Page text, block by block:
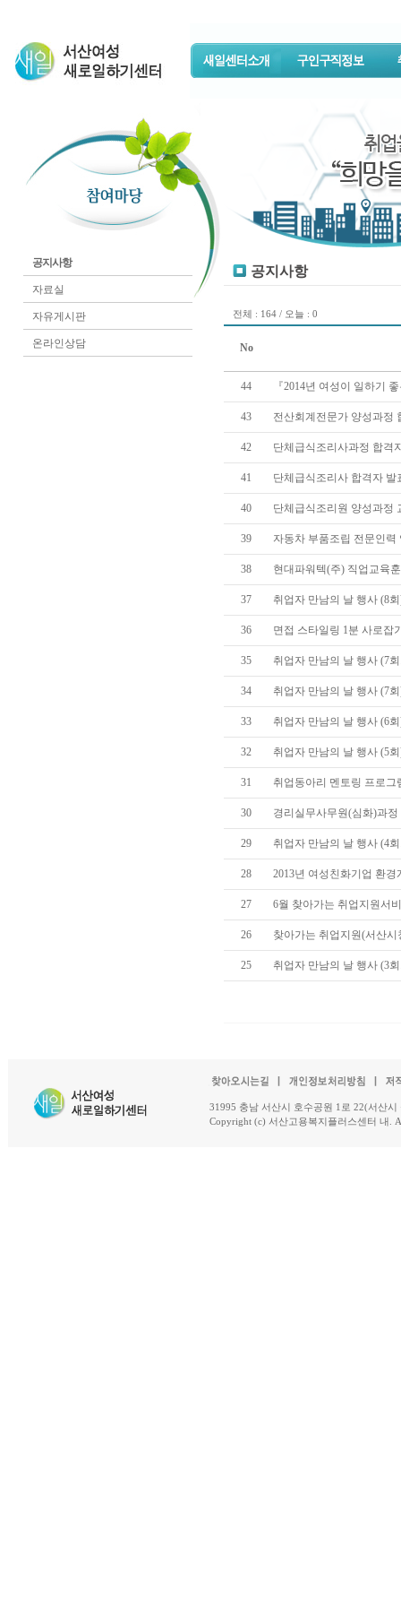
공지사항
자료실
자유게시판
온라인상담
공지사항
전체 : 164 / 오늘 : 0
No
44 『2014년 여성이 일하기
43 전산회계전문가 양성과정
42 단체급식조리사과정 합격
41 단체급식조리사 합격자
40 단체급식조리원 양성과정
39 자동차 부품조립 전문인력
38 현대파워텍(주) 직업교육
37 취업자 만남의 날 행사 (8
36 면접 스타일링 1분 사로잡
35 취업자 만남의 날 행사 (7
34 취업자 만남의 날 행사 (7
33 취업자 만남의 날 행사 (6
32 취업자 만남의 날 행사 (5
31 취업동아리 멘토링 프로그
30 경리실무사무원(심화)과
29 취업자 만남의 날 행사 (4
28 2013년 여성친화기업 환
27 6월 찾아가는 취업지원서
26 찾아가는 취업지원(서산시
25 취업자 만남의 날 행사 (3
31995 충남 서산시 호수공원 1로 22(서산
Copyright (c) 서산고용복지플러스센터 내.